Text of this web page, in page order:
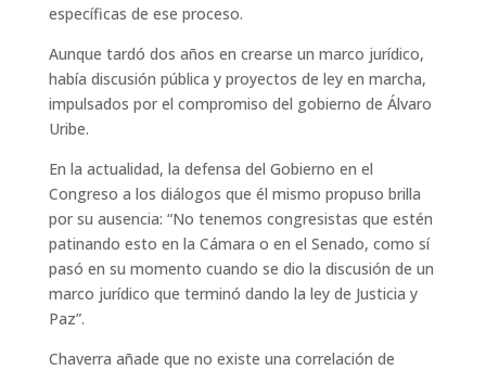
específicas de ese proceso.
Aunque tardó dos años en crearse un marco jurídico,
había discusión pública y proyectos de ley en marcha,
impulsados por el compromiso del gobierno de Álvaro
Uribe.
En la actualidad, la defensa del Gobierno en el
Congreso a los diálogos que él mismo propuso brilla
por su ausencia: “No tenemos congresistas que estén
patinando esto en la Cámara o en el Senado, como sí
pasó en su momento cuando se dio la discusión de un
marco jurídico que terminó dando la ley de Justicia y
Paz”.
Chaverra añade que no existe una correlación de